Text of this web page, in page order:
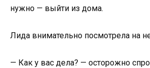
нужно — выйти из дома.
Лида внимательно посмотрела на
— Как у вас дела? — осторожно